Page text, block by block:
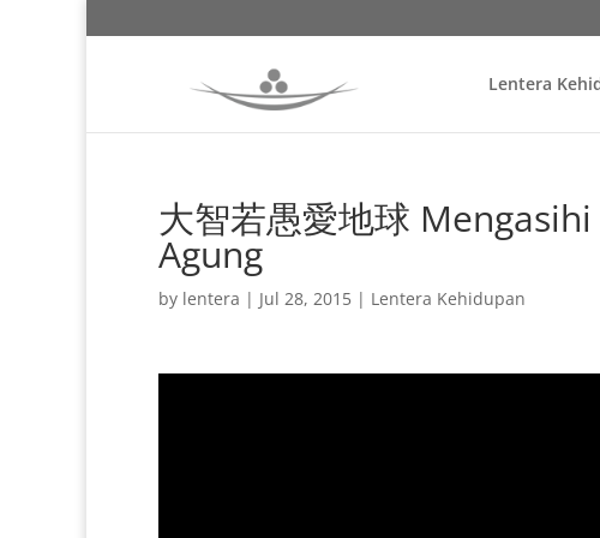
Lentera
大智若愚愛地球
Agung
by lentera | Jul 28, 2015 | Lentera Kehidupan